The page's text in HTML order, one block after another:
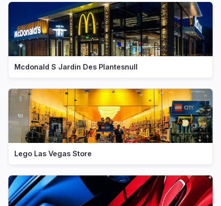
Mcdonald S Jardin Des Plantesnull
Lego Las Vegas Store